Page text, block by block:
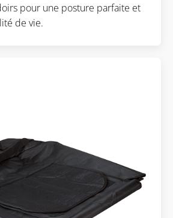
pour une posture parfaite et
de vie.